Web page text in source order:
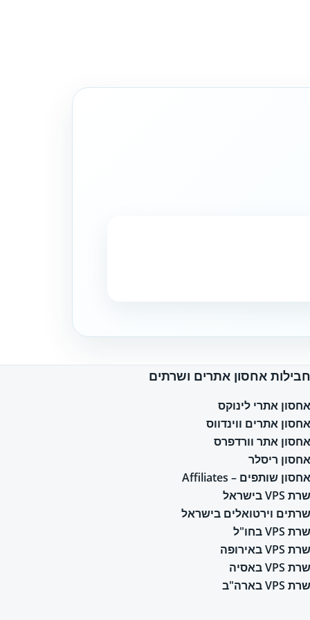
חבילות אחסון אתרים ושרתים
אחסון אתרי לינוקס
אחסון אתרים ווינדווס
אחסון אתר וורדפרס
אחסון ריסלר
אחסון שותפים – Affiliates
שרת VPS בישראל
שרתים וירטואלים בישראל
שרת VPS בחו"ל
שרת VPS באירופה
שרת VPS באסיה
שרת VPS בארה"ב